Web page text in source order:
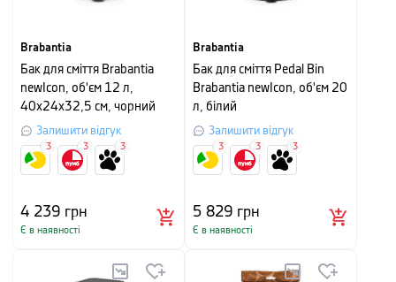
Brabantia
Бак для сміття Brabantia
newIcon, об'єм 12 л,
40х24х32,5 см, чорний
Залишити відгук
4 239 грн
Є в наявності
3 3 3
Brabantia
Бак для сміття Pedal Bin
Brabantia newIcon, об'єм 20
л, білий
Залишити відгук
5 829 грн
Є в наявності
3 3 3